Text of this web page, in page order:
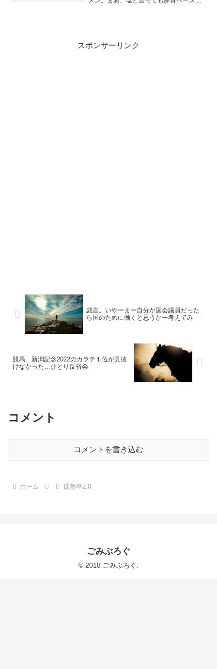
スポンサーリンク
戯言。いやーまー自分が国会議員だった
ら国のために働くと思うかー考えてみ―
競馬。新潟記念2022のカラテ１位が見抜
けなかった…ひとり反省会
コメント
コメントを書き込む
ホーム 徒然草2.0
ごみぶろぐ
© 2018 ごみぶろぐ.